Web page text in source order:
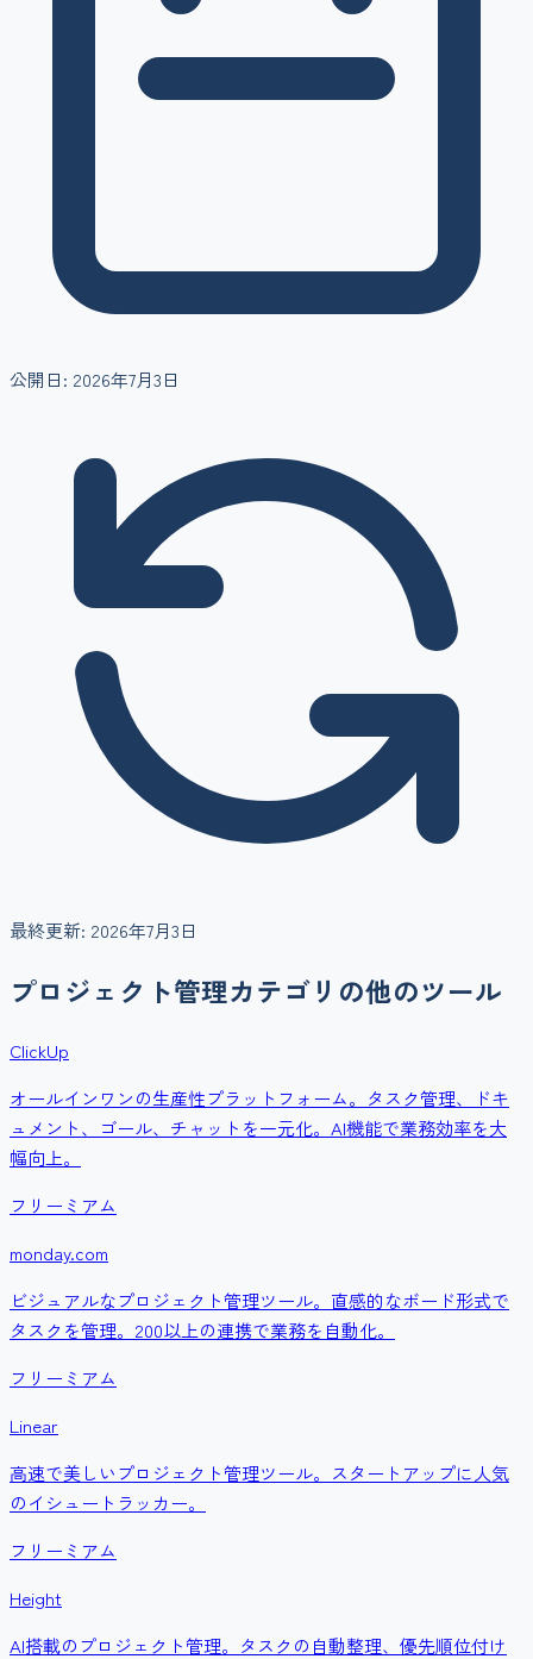
公開日: 2026年7月3日
最終更新: 2026年7月3日
プロジェクト管理カテゴリの他のツール
ClickUp
オールインワンの生産性プラットフォーム。タスク管理、ドキ
ュメント、ゴール、チャットを一元化。AI機能で業務効率を大
幅向上。
フリーミアム
monday.com
ビジュアルなプロジェクト管理ツール。直感的なボード形式で
タスクを管理。200以上の連携で業務を自動化。
フリーミアム
Linear
高速で美しいプロジェクト管理ツール。スタートアップに人気
のイシュートラッカー。
フリーミアム
Height
AI搭載のプロジェクト管理。タスクの自動整理、優先順位付け